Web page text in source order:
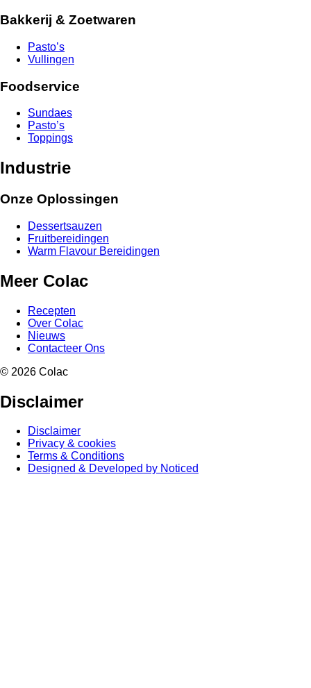
Bakkerij & Zoetwaren
Pasto’s
Vullingen
Foodservice
Sundaes
Pasto’s
Toppings
Industrie
Onze Oplossingen
Dessertsauzen
Fruitbereidingen
Warm Flavour Bereidingen
Meer Colac
Recepten
Over Colac
Nieuws
Contacteer Ons
© 2026 Colac
Disclaimer
Disclaimer
Privacy & cookies
Terms & Conditions
Designed & Developed by Noticed